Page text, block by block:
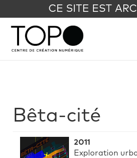
CE SITE EST
Bêta-cité
2011
Exploration